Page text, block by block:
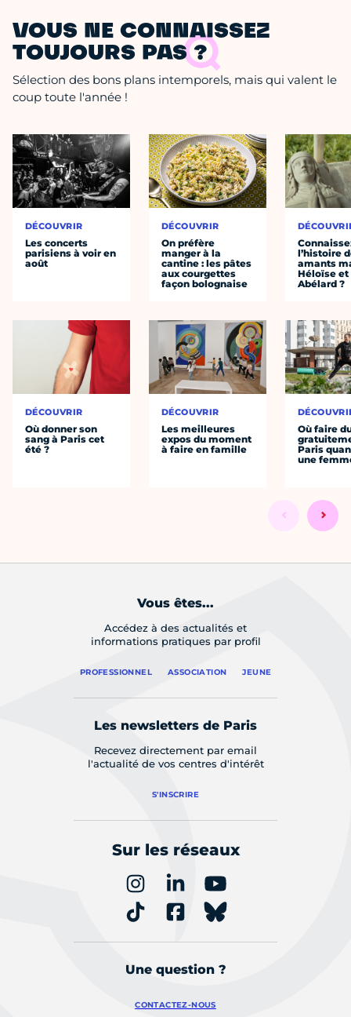
VOUS NE CONNAISSEZ
TOUJOURS PAS ?
Sélection des bons plans intemporels, mais qui valent le
coup toute l'année !
DÉCOUVRIR
Les concerts
parisiens à voir en
août
DÉCOUVRIR
Où donner son
sang à Paris cet
été ?
DÉCOUVRIR
On préfère
manger à la
cantine : les pâtes
aux courgettes
façon bolognaise
DÉCOUVRIR
Les meilleures
expos du moment
à faire en famille
l’histoire
amants
Héloïse et
Abélard ?
Où faire
Paris
une
Vous êtes...
Accédez à des actualités et
informations pratiques par profil
PROFESSIONNEL ASSOCIATION JEUNE
Les newsletters de Paris
Recevez directement par email
l'actualité de vos centres d'intérêt
S'INSCRIRE
Sur les réseaux
Une question ?
CONTACTEZ-NOUS